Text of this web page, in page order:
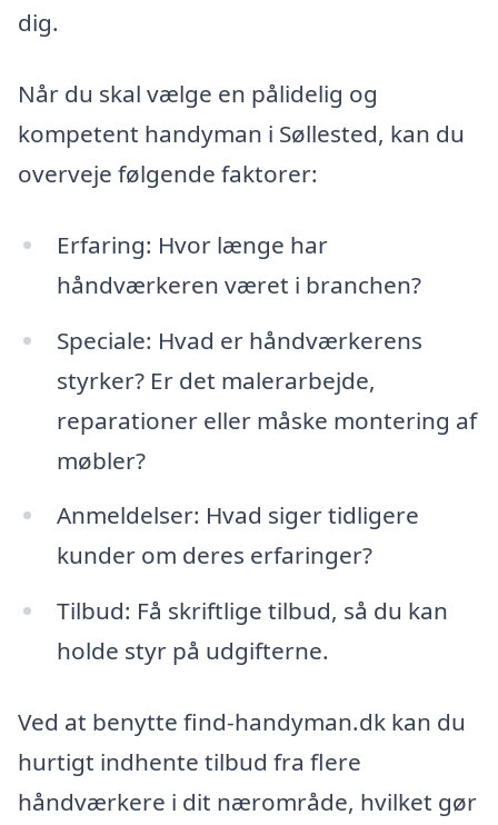
dig.
Når du skal vælge en pålidelig og
kompetent handyman i Søllested, kan du
overveje følgende faktorer:
Erfaring: Hvor længe har
håndværkeren været i branchen?
Speciale: Hvad er håndværkerens
styrker? Er det malerarbejde,
reparationer eller måske montering af
møbler?
Anmeldelser: Hvad siger tidligere
kunder om deres erfaringer?
Tilbud: Få skriftlige tilbud, så du kan
holde styr på udgifterne.
Ved at benytte find-handyman.dk kan du
hurtigt indhente tilbud fra flere
håndværkere i dit nærområde, hvilket gør